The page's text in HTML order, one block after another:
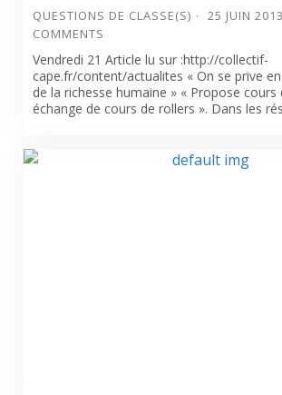
QUESTIONS DE CLASSE(S) 25 JUIN 2013
COMMENTS
Vendredi 21 Article lu sur :http://collectif-
cape.fr/content/actualites « On se prive
de la richesse humaine » « Propose cours
échange de cours de rollers ». Dans les